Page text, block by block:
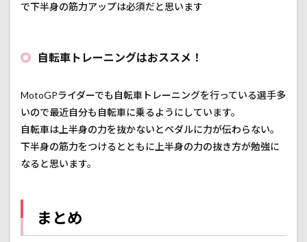
で下半身の筋力アップは必須だと思います
自転車トレーニングはおススメ！
MotoGPライダーでも自転車トレーニングを行っている選手多
いので最近自分も自転車に乗るようにしています。
自転車は上半身の力を抜かないとペダルに力が伝わらない。
下半身の筋力をつけるとともに上半身の力の抜き方が勉強に
なると思います。
まとめ